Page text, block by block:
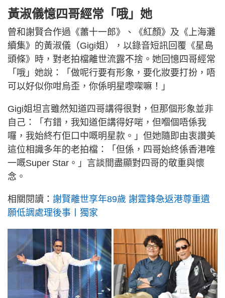
黃淑儀憶四哥經常「哦」她
曾和謝賢合作過《蕭十一郎》、《紅顏》及《上海灘
續集》的黃淑儀（Gigi姐），以錄音短訊回覆《星島
頭條》時，對老拍檔離世流露不捨。她回憶四哥經常
「哦」她說：「做呢行要有形象，要化妝要打扮，唔
可以好似你咁烏歪，你係明星嚟㗎嘛！」
Gigi姐坦言雖然知道四哥講得很對，但那個形象並非
自己：「冇錯，我知道佢講得好啱，但嗰個唔係我
囉，我始終冇佢口中嘅明星款。」但她隨即由衷讚美
這位相識多年的老拍檔：「但係，四哥始終係香港唯
一嘅Super Star。」言談間盡顯對四哥的敬重與懷
念。
相關閱讀： 謝賢離世享年89歲 謝霆鋒急返港尊重遺
願低調處理後事丨獨家